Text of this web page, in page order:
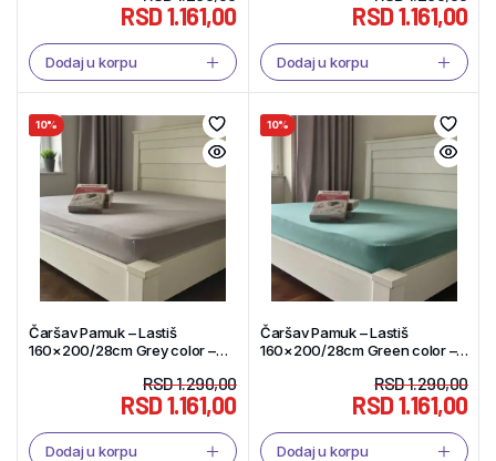
RSD1.161,00
Dodaj u korpu
RSD1.161,00
Dodaj u korpu
10%
Čaršav Pamuk – Lastiš
160×200/28cm Grey color –
RSD1.290,00
RSD1.161,00
Dodaj u korpu
10%
Čaršav Pamuk – Lastiš
160×200/28cm Green color –
RSD1.290,00
RSD1.161,00
Dodaj u korpu